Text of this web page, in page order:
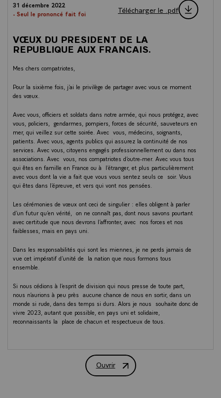
31 décembre 2022
- Seul le prononcé fait foi
Télécharger le .pdf
VŒUX DU PRESIDENT DE LA
REPUBLIQUE AUX FRANCAIS.
Mes chers compatriotes,
Pour la sixième fois, j’ai le privilège de partager avec vous ce moment
des vœux.
Avec vous, officiers et soldats dans notre armée, qui nous protégez, avec
vous, policiers, gendarmes, pompiers, forces de sécurité, sauveteurs en
mer, qui veillez sur cette soirée. Avec vous, médecins, soignants,
patients. Avec vous, agents publics qui assurez la continuité de nos
services. Avec vous, citoyens engagés professionnellement ou dans nos
associations. Avec vous, nos compatriotes d’outre-mer. Avec vous tous
qui êtes en famille en France ou à l’étranger, et plus particulièrement
avec vous dont la vie a fait que vous vous sentez seuls ce soir. Vous
qui êtes dans l’épreuve, et vers qui vont nos pensées.
Les cérémonies de vœux ont ceci de singulier : elles obligent à parler
d’un futur qu’en vérité, on ne connaît pas, dont nous savons pourtant
avec certitude que nous devrons l’affronter, avec nos forces et nos
faiblesses, mais en pays uni.
Dans les responsabilités qui sont les miennes, je ne perds jamais de
vue cet impératif d’unité de la nation que nous formons tous
ensemble.
Si nous cédions à l’esprit de division qui nous presse de toute part,
nous n’aurions à peu près aucune chance de nous en sortir, dans un
monde si rude, dans des temps si durs. Alors je nous souhaite donc de
vivre 2023, autant que possible, en pays uni et solidaire,
reconnaissants la place de chacun et respectueux de tous.
beaucoup de difficultés d’une épidémie planétaire, nous aurions à
affronter en quelques semaines, d’inimaginables défis : la guerre
revenue sur le sol européen après l’agression russe jetant son dévolu
Ouvrir
VŒUX DU PRESIDENT DE LA